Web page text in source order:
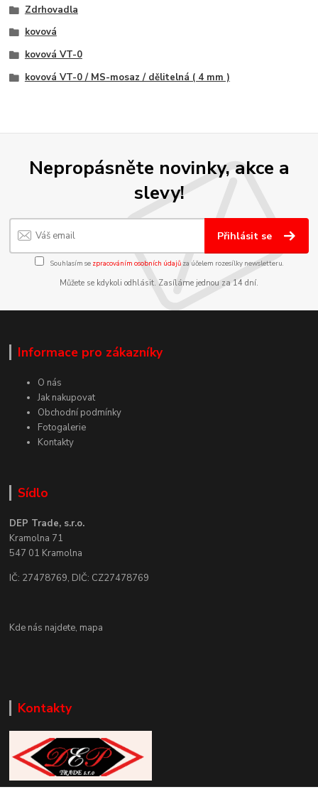
Zdrhovadla
kovová
kovová VT-0
kovová VT-0 / MS-mosaz / dělitelná ( 4 mm )
Nepropásněte novinky, akce a
slevy!
Přihlásit se
Souhlasím se zpracováním osobních údajůza účelem rozesílky newsletteru.
Můžete se kdykoli odhlásit. Zasíláme jednou za 14 dní.
Informace pro zákazníky
O nás
Jak nakupovat
Obchodní podmínky
Fotogalerie
Kontakty
Sídlo
DEP Trade, s.r.o.
Kramolna 71
547 01 Kramolna
IČ: 27478769, DIČ: CZ27478769
Kde nás najdete, mapa
Kontakty